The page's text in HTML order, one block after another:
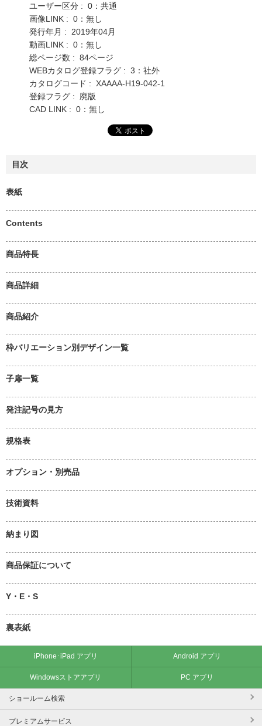
ユーザー区分 : 0：共通
画像LINK : 0：無し
発行年月 : 2019年04月
動画LINK : 0：無し
総ページ数 : 84ページ
WEBカタログ登録フラグ : 3：社外
カタログコード : XAAAA-H19-042-1
登録フラグ : 廃版
CAD LINK : 0：無し
目次
表紙
Contents
商品特長
商品詳細
商品紹介
枠バリエーション別デザイン一覧
子扉一覧
発注記号の見方
規格表
オプション・別売品
技術資料
納まり図
商品保証について
Y・E・S
裏表紙
iPhone･iPad アプリ Android アプリ
Windowsストアアプリ PC アプリ
ショールーム検索
プレミアムサービス